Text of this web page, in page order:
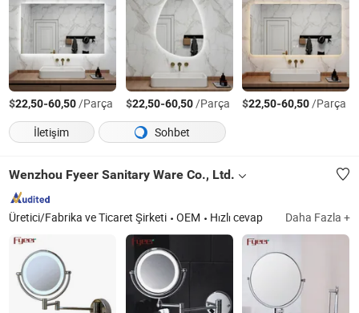
$22,50-60,50/Parça $22,50-60,50/Parça $22,50-60,50/Parça
İletişim
Sohbet
Wenzhou Fyeer Sanitary Ware Co., Ltd.
Üretici/Fabrika ve Ticaret Şirketi OEM Hızlı cevap Daha Fazla +